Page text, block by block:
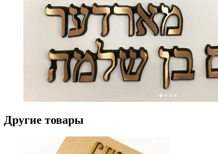
Другие товары